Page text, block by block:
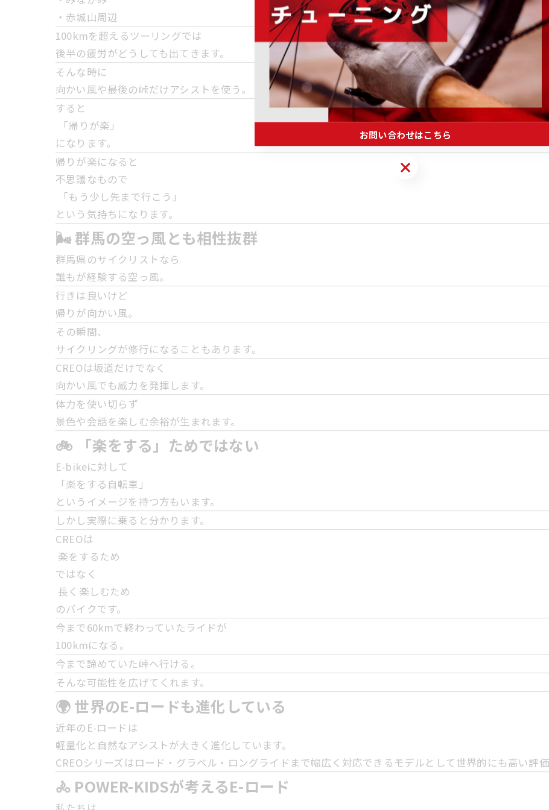
・赤城山周辺
100kmを超えるツーリングでは
後半の疲労がどうしても出てきます。
そんな時に
向かい風や最後の峠だけアシストを使う。
すると
「帰りが楽」
になります。
帰りが楽になると
不思議なもので
「もう少し先まで行こう」
という気持ちになります。
🌬 群馬の空っ風とも相性抜群
群馬県のサイクリストなら
誰もが経験する空っ風。
行きは良いけど
帰りが向かい風。
その瞬間、
サイクリングが修行になることもあります。
CREOは坂道だけでなく
向かい風でも威力を発揮します。
体力を使い切らず
景色や会話を楽しむ余裕が生まれます。
🚲 「楽をする」ためではない
E-bikeに対して
「楽をする自転車」
というイメージを持つ方もいます。
しかし実際に乗ると分かります。
CREOは
楽をするため
ではなく
長く楽しむため
のバイクです。
今まで60kmで終わっていたライドが
100kmになる。
今まで諦めていた峠へ行ける。
そんな可能性を広げてくれます。
🌍 世界のE-ロードも進化している
近年のE-ロードは
軽量化と自然なアシストが大きく進化しています。
CREOシリーズはロード・グラベル・ロングライドまで幅広く対応できるモデルとして世界的にも高い評価
🚴 POWER-KIDSが考えるE-ロード
お問い合わせはこちら
お問い合わせはこちら